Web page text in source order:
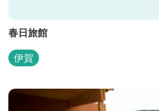
春日旅館
伊賀